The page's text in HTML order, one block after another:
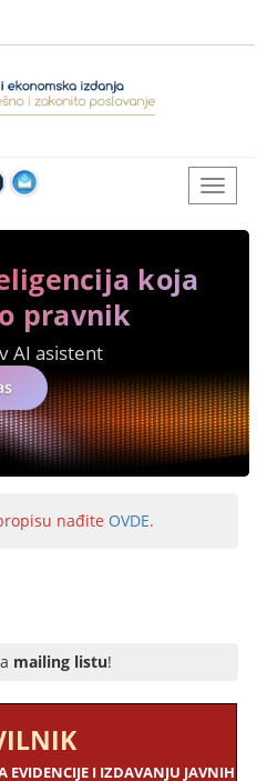
koja
pravnik
AI asistent
nađite OVDE.
mailing listu!
I IZDAVANJU JAVNIH